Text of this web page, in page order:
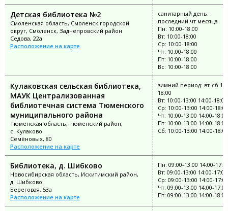
Детская библиотека №2
Смоленская область, Смоленск городской
округ, Смоленск, Заднепровский район
Седова, 22а
Расположение на карте
санитарный день:
последний чт месяца
Пн: 10:00-18:00
Вт: 10:00-18:00
Ср: 10:00-18:00
Чт: 10:00-18:00
Пт: 10:00-18:00
Вс: 10:00-18:00
Кулаковская сельская библиотека,
МАУК Централизованная
библиотечная система Тюменского
муниципального района
Тюменская область, Тюменский район,
с. Кулаково
Семёновых, 80
Расположение на карте
зимний период: вт-сб
18:00
Вт: 10:00-13:00 14:00-18:00
Ср: 10:00-13:00 14:00-18:00
Чт: 10:00-13:00 14:00-18:00
Пт: 10:00-13:00 14:00-18:00
Сб: 10:00-13:00 14:00-18:00
Библиотека, д. Шибково
Новосибирская область, Искитимский район,
д. Шибково
Береговая, 53а
Расположение на карте
Пн: 09:00-13:00 14:00-
Вт: 09:00-13:00 14:00-17:00
Ср: 09:00-13:00 14:00-17:00
Чт: 09:00-13:00 14:00-17:00
Пт: 09:00-13:00 14:00-18:00